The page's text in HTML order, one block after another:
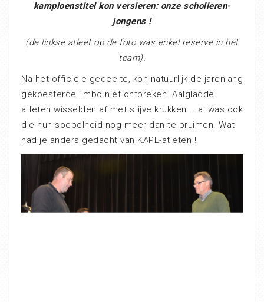
kampioenstitel kon versieren: onze scholieren-
jongens !
(de linkse atleet op de foto was enkel reserve in het
team).
Na het officiële gedeelte, kon natuurlijk de jarenlang
gekoesterde limbo niet ontbreken. Aalgladde
atleten wisselden af met stijve krukken … al was ook
die hun soepelheid nog meer dan te pruimen. Wat
had je anders gedacht van KAPE-atleten !